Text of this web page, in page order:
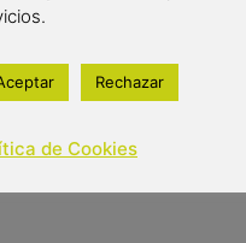
Rechazar
de Cookies